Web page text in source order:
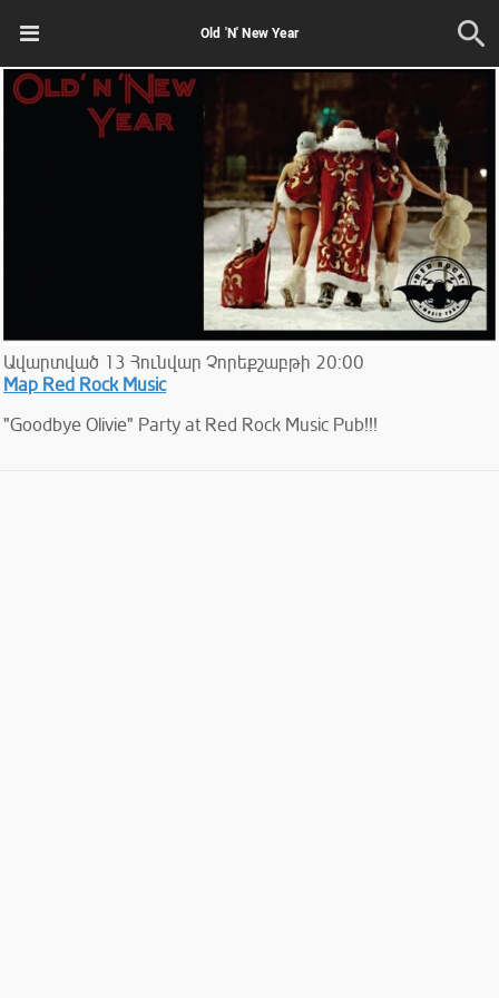
Old 'N' New Year
Ավարտված 13 Հունվար Չորեքշաբթի 20:00
Map Red Rock Music
"Goodbye Olivie" Party at Red Rock Music Pub!!!